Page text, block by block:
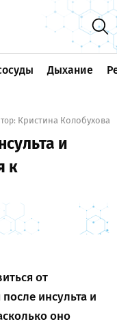
Дыхание
Кристина Колобухова
и
к
от
инсульта и
оно